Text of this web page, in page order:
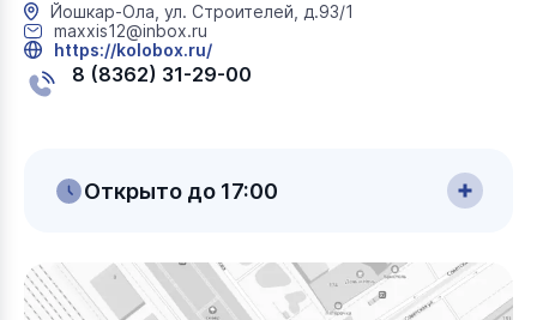
Йошкар-Ола, ул. Строителей, д.93/1
maxxis12@inbox.ru
https://kolobox.ru/
8 (8362) 31-29-00
Открыто до 17:00